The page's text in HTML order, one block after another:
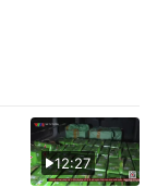
12:27